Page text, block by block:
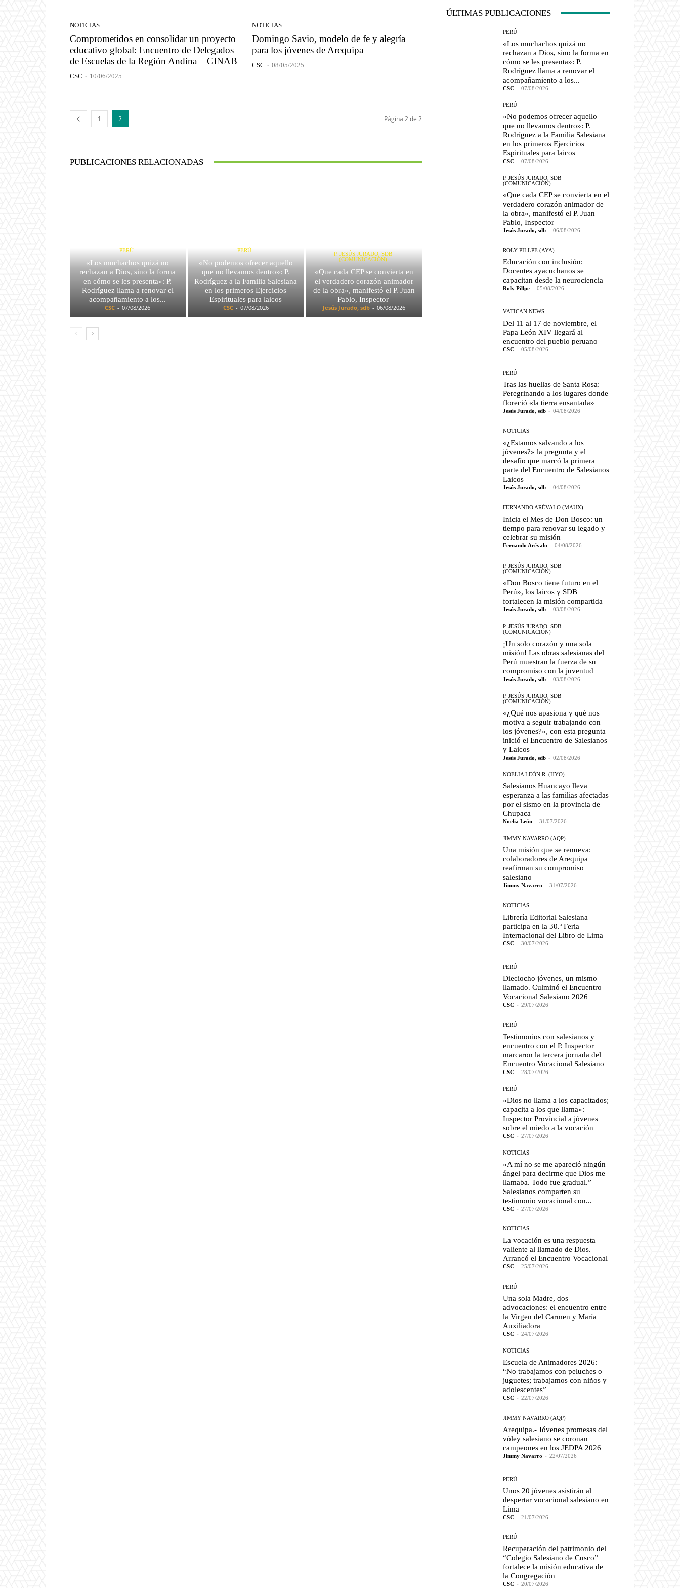
NOTICIAS
Comprometidos en consolidar un proyecto
educativo global: Encuentro de Delegados
de Escuelas de la Región Andina – CINAB
CSC - 10/06/2025
NOTICIAS
Domingo Savio, modelo de fe y alegría
para los jóvenes de Arequipa
CSC - 08/05/2025
1 2 Página 2 de 2
PUBLICACIONES RELACIONADAS
PERÚ
«Los muchachos quizá no
rechazan a Dios, sino la forma
en cómo se les presenta»: P.
Rodríguez llama a renovar el
acompañamiento a los...
CSC - 07/08/2026
PERÚ
«No podemos ofrecer aquello
que no llevamos dentro»: P.
Rodríguez a la Familia Salesiana
en los primeros Ejercicios
Espirituales para laicos
CSC - 07/08/2026
P. JESÚS JURADO, SDB
(COMUNICACIÓN)
«Que cada CEP se convierta en
el verdadero corazón animador
de la obra», manifestó el P. Juan
Pablo, Inspector
Jesús Jurado, sdb - 06/08/2026
ÚLTIMAS PUBLICACIONES
PERÚ
«Los muchachos quizá no
rechazan a Dios, sino la forma en
cómo se les presenta»: P.
Rodríguez llama a renovar el
acompañamiento a los...
CSC - 07/08/2026
PERÚ
«No podemos ofrecer aquello
que no llevamos dentro»: P.
Rodríguez a la Familia Salesiana
en los primeros Ejercicios
Espirituales para laicos
CSC - 07/08/2026
P. JESÚS JURADO, SDB
(COMUNICACIÓN)
«Que cada CEP se convierta en el
verdadero corazón animador de
la obra», manifestó el P. Juan
Pablo, Inspector
Jesús Jurado, sdb - 06/08/2026
ROLY PILLPE (AYA)
Educación con inclusión:
Docentes ayacuchanos se
capacitan desde la neurociencia
Roly Pillpe - 05/08/2026
VATICAN NEWS
Del 11 al 17 de noviembre, el
Papa León XIV llegará al
encuentro del pueblo peruano
CSC - 05/08/2026
PERÚ
Tras las huellas de Santa Rosa:
Peregrinando a los lugares donde
floreció «la tierra ensantada»
Jesús Jurado, sdb - 04/08/2026
NOTICIAS
«¿Estamos salvando a los
jóvenes?» la pregunta y el
desafío que marcó la primera
parte del Encuentro de Salesianos
Laicos
Jesús Jurado, sdb - 04/08/2026
FERNANDO ARÉVALO (MAUX)
Inicia el Mes de Don Bosco: un
tiempo para renovar su legado y
celebrar su misión
Fernando Arévalo - 04/08/2026
P. JESÚS JURADO, SDB
(COMUNICACIÓN)
«Don Bosco tiene futuro en el
Perú», los laicos y SDB
fortalecen la misión compartida
Jesús Jurado, sdb - 03/08/2026
P. JESÚS JURADO, SDB
(COMUNICACIÓN)
¡Un solo corazón y una sola
misión! Las obras salesianas del
Perú muestran la fuerza de su
compromiso con la juventud
Jesús Jurado, sdb - 03/08/2026
P. JESÚS JURADO, SDB
(COMUNICACIÓN)
«¿Qué nos apasiona y qué nos
motiva a seguir trabajando con
los jóvenes?», con esta pregunta
inició el Encuentro de Salesianos
y Laicos
Jesús Jurado, sdb - 02/08/2026
NOELIA LEÓN R. (HYO)
Salesianos Huancayo lleva
esperanza a las familias afectadas
por el sismo en la provincia de
Chupaca
Noelia León - 31/07/2026
JIMMY NAVARRO (AQP)
Una misión que se renueva:
colaboradores de Arequipa
reafirman su compromiso
salesiano
Jimmy Navarro - 31/07/2026
NOTICIAS
Librería Editorial Salesiana
participa en la 30.ª Feria
Internacional del Libro de Lima
CSC - 30/07/2026
PERÚ
Dieciocho jóvenes, un mismo
llamado. Culminó el Encuentro
Vocacional Salesiano 2026
CSC - 29/07/2026
PERÚ
Testimonios con salesianos y
encuentro con el P. Inspector
marcaron la tercera jornada del
Encuentro Vocacional Salesiano
CSC - 28/07/2026
PERÚ
«Dios no llama a los capacitados;
capacita a los que llama»:
Inspector Provincial a jóvenes
sobre el miedo a la vocación
CSC - 27/07/2026
NOTICIAS
«A mí no se me apareció ningún
ángel para decirme que Dios me
llamaba. Todo fue gradual.” –
Salesianos comparten su
testimonio vocacional con...
CSC - 27/07/2026
NOTICIAS
La vocación es una respuesta
valiente al llamado de Dios.
Arrancó el Encuentro Vocacional
CSC - 25/07/2026
PERÚ
Una sola Madre, dos
advocaciones: el encuentro entre
la Virgen del Carmen y María
Auxiliadora
CSC - 24/07/2026
NOTICIAS
Escuela de Animadores 2026:
“No trabajamos con peluches o
juguetes; trabajamos con niños y
adolescentes”
CSC - 22/07/2026
JIMMY NAVARRO (AQP)
Arequipa.- Jóvenes promesas del
vóley salesiano se coronan
campeones en los JEDPA 2026
Jimmy Navarro - 22/07/2026
PERÚ
Unos 20 jóvenes asistirán al
despertar vocacional salesiano en
Lima
CSC - 21/07/2026
PERÚ
Recuperación del patrimonio del
“Colegio Salesiano de Cusco”
fortalece la misión educativa de
la Congregación
CSC - 20/07/2026